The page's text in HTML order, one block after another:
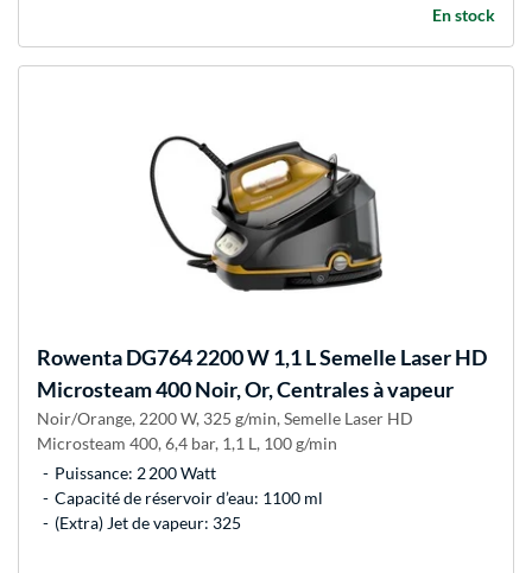
En stock
RowentaDG764 2200 W 1,1 L Semelle Laser HD
Microsteam 400 Noir, Or, Centrales à vapeur
Noir/Orange, 2200 W, 325 g/min, Semelle Laser HD
Microsteam 400, 6,4 bar, 1,1 L, 100 g/min
Puissance: 2 200 Watt
Capacité de réservoir d’eau: 1100 ml
(Extra) Jet de vapeur: 325